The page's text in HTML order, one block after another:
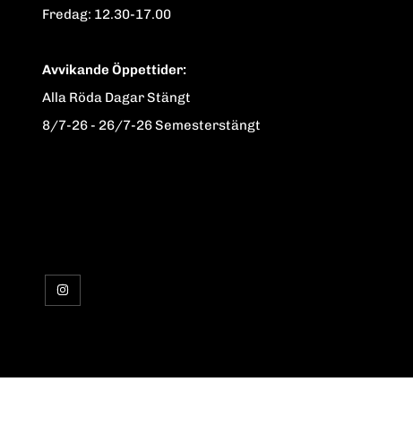
Fredag: 12.30-17.00
Avvikande Öppettider:
Alla Röda Dagar Stängt
8/7-26 - 26/7-26 Semesterstängt